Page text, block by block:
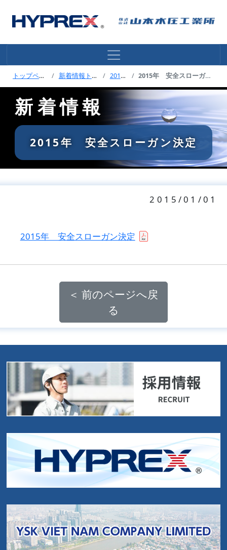
トップページ 新着情報トップ 2015年 2015年 安全スローガン決定
新着情報
2015年 安全スローガン決定
2015/01/01
2015年 安全スローガン決定
＜ 前のページへ戻
る